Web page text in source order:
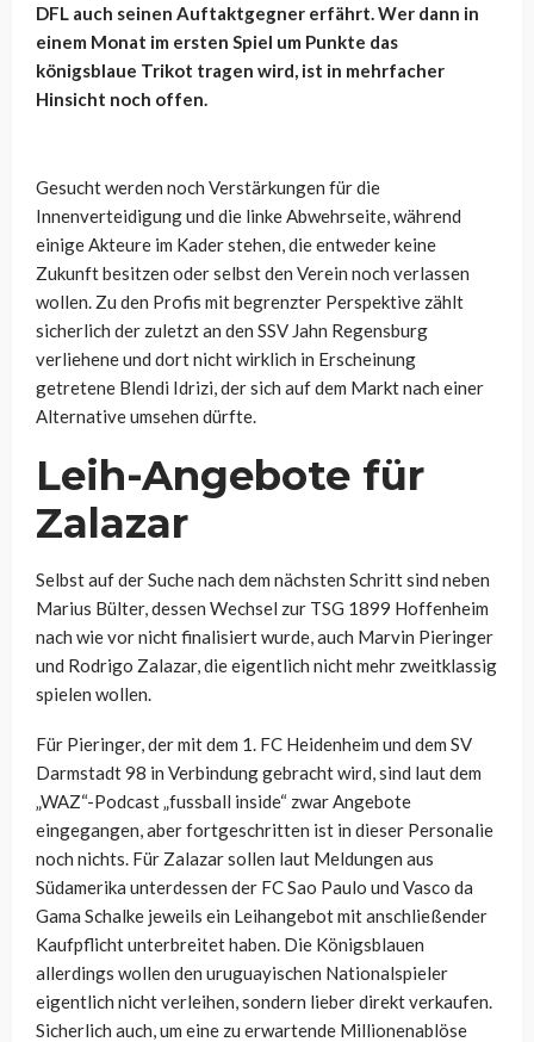
DFL auch seinen Auftaktgegner erfährt. Wer dann in
einem Monat im ersten Spiel um Punkte das
königsblaue Trikot tragen wird, ist in mehrfacher
Hinsicht noch offen.
Gesucht werden noch Verstärkungen für die
Innenverteidigung und die linke Abwehrseite, während
einige Akteure im Kader stehen, die entweder keine
Zukunft besitzen oder selbst den Verein noch verlassen
wollen. Zu den Profis mit begrenzter Perspektive zählt
sicherlich der zuletzt an den SSV Jahn Regensburg
verliehene und dort nicht wirklich in Erscheinung
getretene Blendi Idrizi, der sich auf dem Markt nach einer
Alternative umsehen dürfte.
Leih-Angebote für
Zalazar
Selbst auf der Suche nach dem nächsten Schritt sind neben
Marius Bülter, dessen Wechsel zur TSG 1899 Hoffenheim
nach wie vor nicht finalisiert wurde, auch Marvin Pieringer
und Rodrigo Zalazar, die eigentlich nicht mehr zweitklassig
spielen wollen.
Für Pieringer, der mit dem 1. FC Heidenheim und dem SV
Darmstadt 98 in Verbindung gebracht wird, sind laut dem
„WAZ“-Podcast „fussball inside“ zwar Angebote
eingegangen, aber fortgeschritten ist in dieser Personalie
noch nichts. Für Zalazar sollen laut Meldungen aus
Südamerika unterdessen der FC Sao Paulo und Vasco da
Gama Schalke jeweils ein Leihangebot mit anschließender
Kaufpflicht unterbreitet haben. Die Königsblauen
allerdings wollen den uruguayischen Nationalspieler
eigentlich nicht verleihen, sondern lieber direkt verkaufen.
Sicherlich auch, um eine zu erwartende Millionenablöse